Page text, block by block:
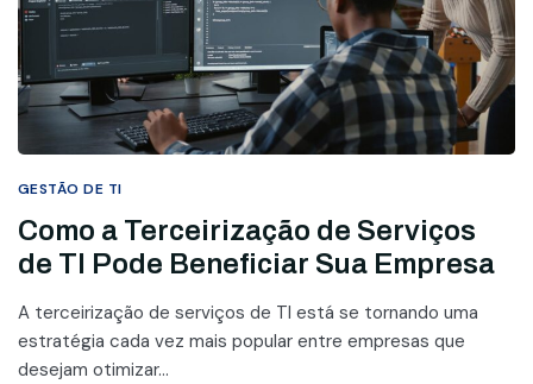
GESTÃO DE TI
Como a Terceirização de Serviços
de TI Pode Beneficiar Sua Empresa
A terceirização de serviços de TI está se tornando uma
estratégia cada vez mais popular entre empresas que
desejam otimizar...